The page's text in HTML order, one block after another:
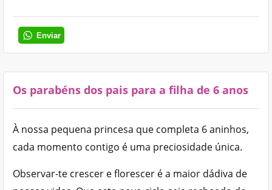
Enviar
Os parabéns dos pais para a filha de 6 anos
À nossa pequena princesa que completa 6 aninhos,
cada momento contigo é uma preciosidade única.
Observar-te crescer e florescer é a maior dádiva de